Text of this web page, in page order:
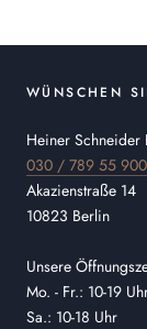
WÜNSCHEN
Heiner Schneider
030 / 789 55 900
Akazienstraße 14
10823 Berlin
Unsere
Mo. - Fr.: 10-19
Sa.: 10-18 Uhr